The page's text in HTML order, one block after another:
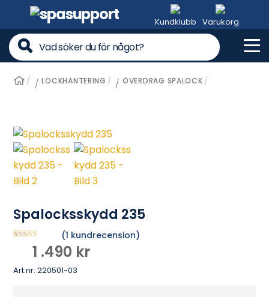
content
Kundklubb Varukorg
/LOCKHANTERING / ÖVERDRAG SPALOCK
Spalocksskydd 235
Betygsatt
av 5
kundrecensio
(1 kundrecension)
1 .490 kr
Art.nr:220501-03